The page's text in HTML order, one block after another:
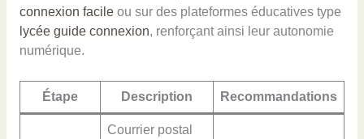
connexion facileou sur des plateformes éducatives type
lycée guide connexion, renforçant ainsi leur autonomie
numérique.
Étape Description Recommandations
Courrier postal